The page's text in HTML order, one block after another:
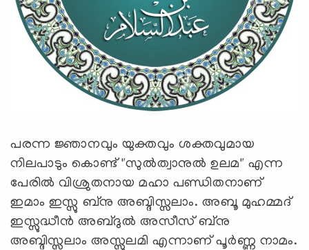
പരന്ന ജ്ഞാനവും യുക്തവും ശക്തവുമായ
നിലപാടും കൊണ്ട് "സുൽത്വാനുൽ ഉലമ" എന്ന
പേരിൽ വിശ്രുതനായ മഹാ പണ്ഡിതനാണ്
ഇമാം ഇസ്സു ബ്നു അബ്ദിസ്സലാം. അബൂ മുഹമ്മദ്
ഇസ്സുദ്ധീൻ അബ്ദുൽ അസീസ് ബ്നു
അബ്ദിസ്സലാം അസ്സുലമി എന്നാണ് പൂർണ്ണ നാമം.